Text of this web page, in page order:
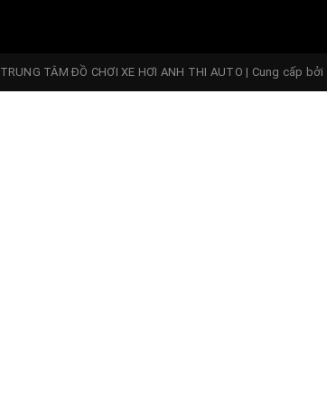
TRUNG TÂM ĐỒ CHƠI XE HƠI ANH THI AUTO | Cung cấp bởi